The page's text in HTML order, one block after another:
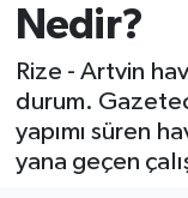
Nedir?
Rize - Artvin
durum.
yapımı süren
yana geçen
Sağlık
Son Dakika
Haber Arşivi